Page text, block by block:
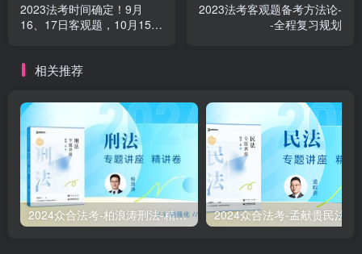
2023法考时间确定！9月
16、17日客观题，10月15日
2023法考客观题备考方法论-
-全程复习规划
相关推荐
2024众合法考-柏浪涛刑法-精讲卷pdf电子版（附视频1-76全）